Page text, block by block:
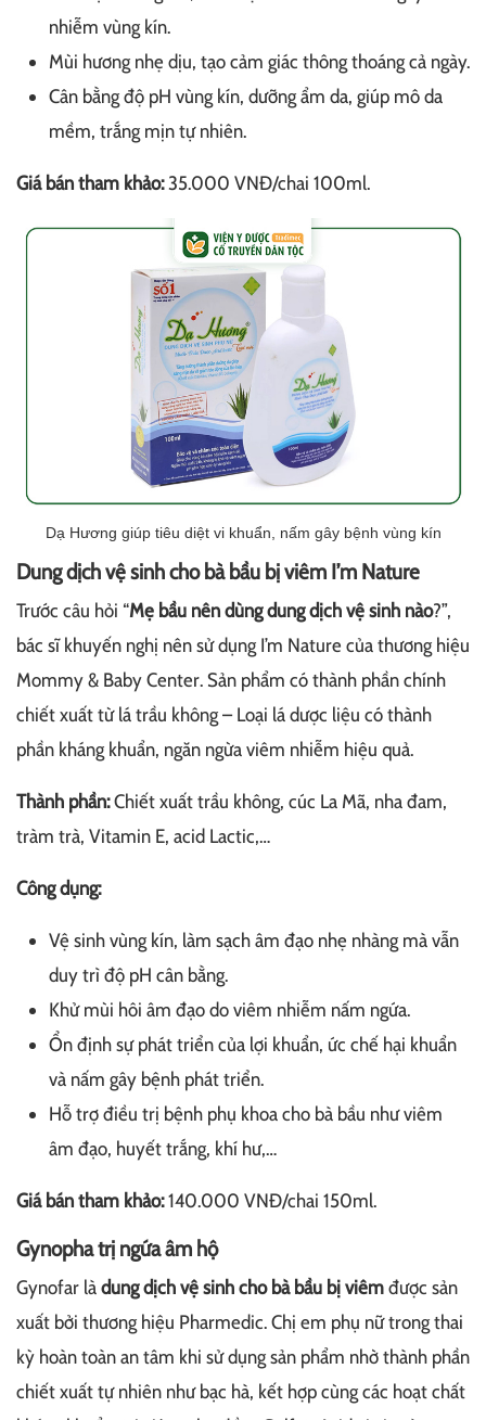
nhiễm vùng kín.
Mùi hương nhẹ dịu, tạo cảm giác thông thoáng cả ngày.
Cân bằng độ pH vùng kín, dưỡng ẩm da, giúp mô da
mềm, trắng mịn tự nhiên.
Giá bán tham khảo:35.000 VNĐ/chai 100ml.
Dạ Hương giúp tiêu diệt vi khuẩn, nấm gây bệnh vùng kín
Dung dịch vệ sinh cho bà bầu bị viêm I’m Nature
Trước câu hỏi “Mẹ bầu nên dùng dung dịch vệ sinh nào?”,
bác sĩ khuyến nghị nên sử dụng I’m Nature của thương hiệu
Mommy & Baby Center. Sản phẩm có thành phần chính
chiết xuất từ lá trầu không – Loại lá dược liệu có thành
phần kháng khuẩn, ngăn ngừa viêm nhiễm hiệu quả.
Thành phần:Chiết xuất trầu không, cúc La Mã, nha đam,
tràm trà, Vitamin E, acid Lactic,…
Công dụng:
Vệ sinh vùng kín, làm sạch âm đạo nhẹ nhàng mà vẫn
duy trì độ pH cân bằng.
Khử mùi hôi âm đạo do viêm nhiễm nấm ngứa.
Ổn định sự phát triển của lợi khuẩn, ức chế hại khuẩn
và nấm gây bệnh phát triển.
Hỗ trợ điều trị bệnh phụ khoa cho bà bầu như viêm
âm đạo, huyết trắng, khí hư,…
Giá bán tham khảo:140.000 VNĐ/chai 150ml.
Gynopha trị ngứa âm hộ
Gynofar làdung dịch vệ sinh cho bà bầu bị viêmđược sản
xuất bởi thương hiệu Pharmedic. Chị em phụ nữ trong thai
kỳ hoàn toàn an tâm khi sử dụng sản phẩm nhờ thành phần
chiết xuất tự nhiên như bạc hà, kết hợp cùng các hoạt chất